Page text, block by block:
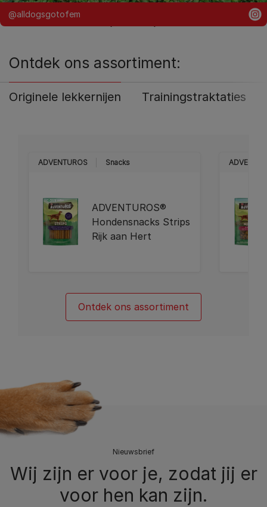
@alldogsgotofem
Ontdek ons assortiment:
Originele lekkernijen Trainingstraktaties
ADVENTUROS Snacks
ADVENTUROS®
Hondensnacks Strips
Rijk aan Hert
Ontdek ons assortiment
Nieuwsbrief
Wij zijn er voor je, zodat jij er
voor hen kan zijn.